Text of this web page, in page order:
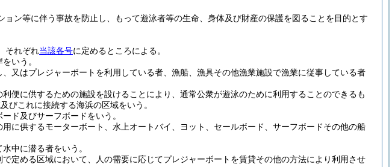
ン等に伴う事故を防止し、もって遊泳者等の生命、身体及び財産の保護を図ることを目的とす
それぞれ当該各号に定めるところによる。
いう。
又はプレジャーボートを利用している者、漁船、漁具その他漁業施設で漁業に従事している者
便に供するための施設を設けることにより、通常公衆が遊泳のために利用することのできるも
びこれに接続する海浜の区域をいう。
ド及びサーフボードをいう。
に供するモーターボート、水上オートバイ、ヨット、セールボード、サーフボードその他の船
中に潜る者をいう。
定める区域において、人の需要に応じてプレジャーボートを賃貸その他の方法により利用させ